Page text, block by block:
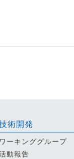
術開発
ワーキンググループ
動報告